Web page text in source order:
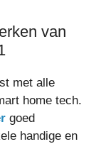
van
met alle
home tech.
goed
handige en